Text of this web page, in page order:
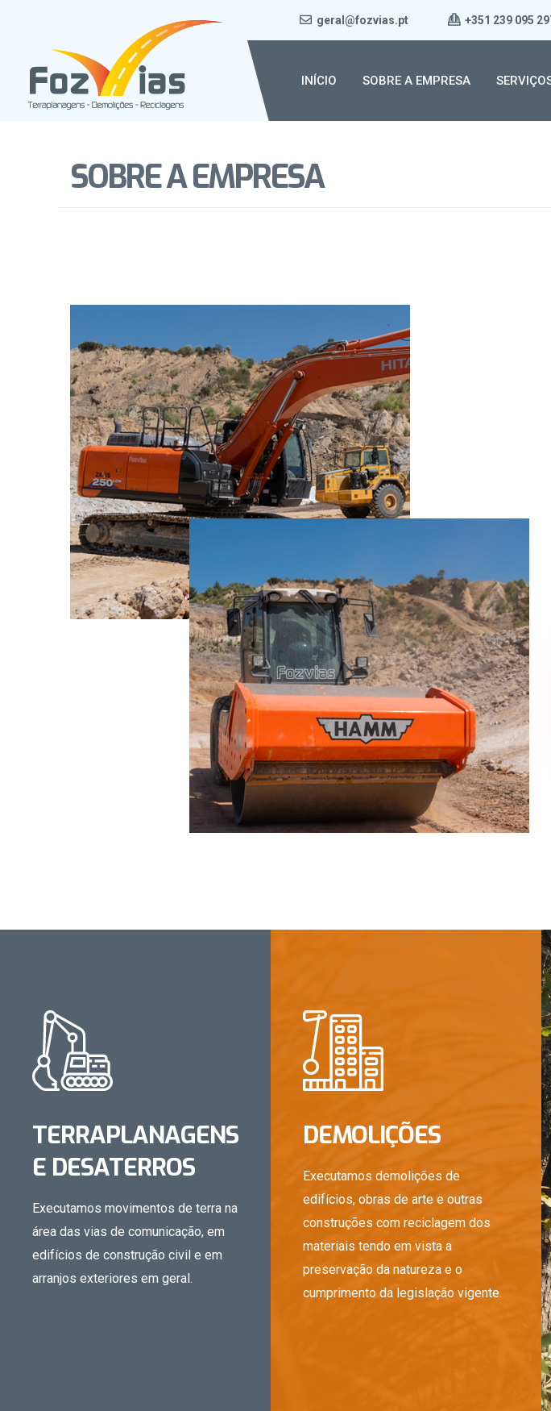
geral@fozvias.pt +351 239 095
INÍCIO SOBRE A EMPRESA
SOBRE A EMPRESA
TERRAPLANAGENS
E DESATERROS
Executamos movimentos de terra na
área das vias de comunicação, em
edifícios de construção civil e em
arranjos exteriores em geral.
DEMOLIÇÕES
Executamos demolições de
edifícios, obras de arte e outras
construções com reciclagem dos
materiais tendo em vista a
preservação da natureza e o
cumprimento da legislação vigente.